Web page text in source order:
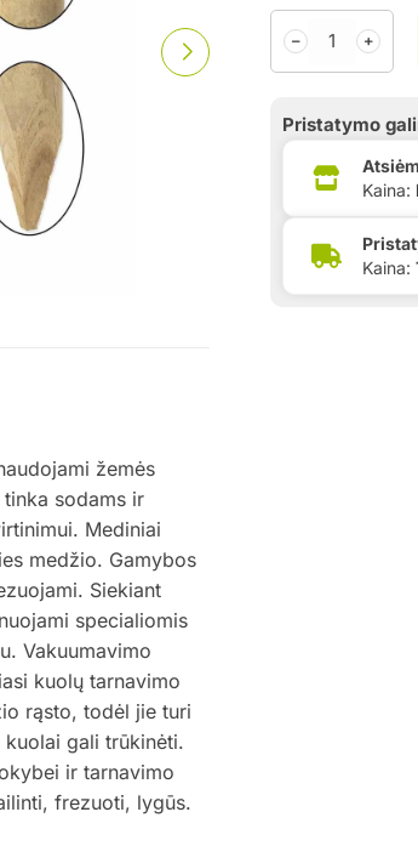
žemės
sodams ir
Mediniai
medžio. Gamybos
Siekiant
specialiomis
Vakuumavimo
kuolų tarnavimo
rąsto, todėl jie turi
gali trūkinėti.
ir tarnavimo
frezuoti, lygūs.
﹣ ﹢
Pristatymo
Kaina:
Kaina: